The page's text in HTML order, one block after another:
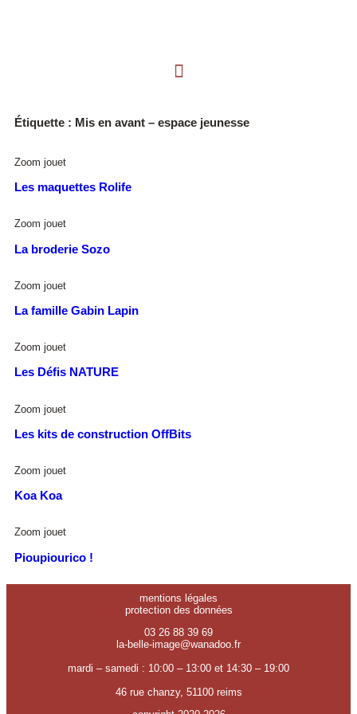
Étiquette : Mis en avant – espace jeunesse
Zoom jouet
Les maquettes Rolife
Zoom jouet
La broderie Sozo
Zoom jouet
La famille Gabin Lapin
Zoom jouet
Les Défis NATURE
Zoom jouet
Les kits de construction OffBits
Zoom jouet
Koa Koa
Zoom jouet
Pioupiourico !
mentions légales
protection des données
03 26 88 39 69
la-belle-image@wanadoo.fr
mardi – samedi : 10:00 – 13:00 et 14:30 – 19:00
46 rue chanzy, 51100 reims